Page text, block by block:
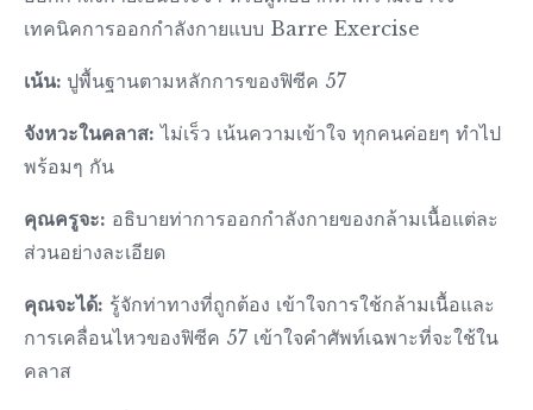
เทคนิคการออกกำลังกายแบบ Barre Exercise
เน้น: ปูพื้นฐานตามหลักการของฟิซีค 57
จังหวะในคลาส: ไม่เร็ว เน้นความเข้าใจ ทุกคนค่อยๆ ทำไป
พร้อมๆ กัน
คุณครูจะ: อธิบายท่าการออกกำลังกายของกล้ามเนื้อแต่ละ
ส่วนอย่างละเอียด
คุณจะได้: รู้จักท่าทางที่ถูกต้อง เข้าใจการใช้กล้ามเนื้อและ
การเคลื่อนไหวของฟิซีค 57 เข้าใจคำศัพท์เฉพาะที่จะใช้ใน
คลาส